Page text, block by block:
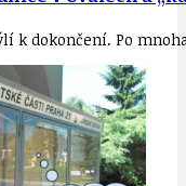
k dokončení. Po